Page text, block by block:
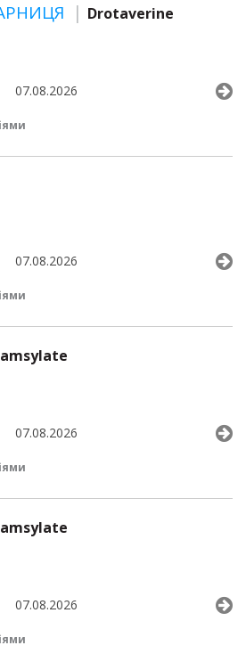
Drotaverine
07.08.2026
07.08.2026
07.08.2026
07.08.2026